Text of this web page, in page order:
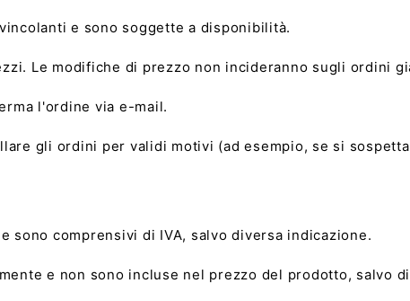
e sono soggette a disponibilità.
Le modifiche di prezzo non incideranno sugli ordini
l'ordine via e-mail.
gli ordini per validi motivi (ad esempio, se si
sono comprensivi di IVA, salvo diversa indicazione.
e non sono incluse nel prezzo del prodotto, salvo